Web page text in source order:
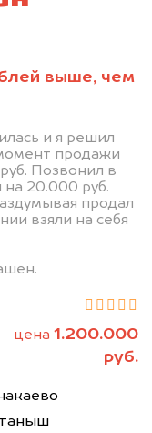
выше, чем
и я решил
продажи
Позвонил в
на 20.000 руб.
продал
взяли на себя
цена 1.200.000
руб.